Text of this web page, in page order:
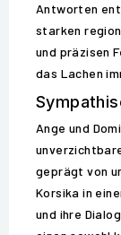
Antworten
starken
und präzisen
das Lachen
Ange und
geprägt von
Korsika in
und ihre